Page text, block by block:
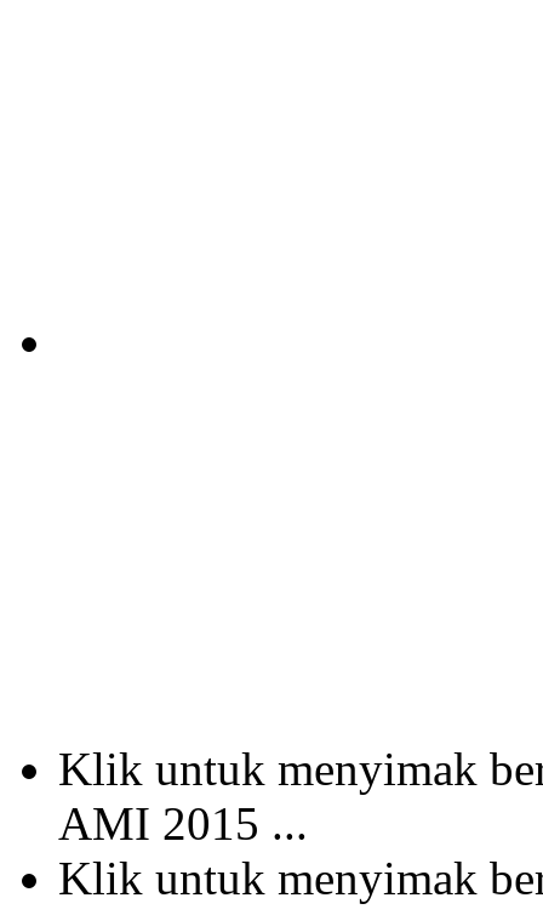
Klik untuk menyimak
AMI 2015 ...
Klik untuk menyimak